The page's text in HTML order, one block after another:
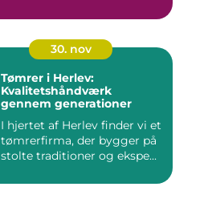
30. nov
Tømrer i Herlev:
Kvalitetshåndværk
gennem generationer
I hjertet af Herlev finder vi et
tømrerfirma, der bygger på
stolte traditioner og ekspe...